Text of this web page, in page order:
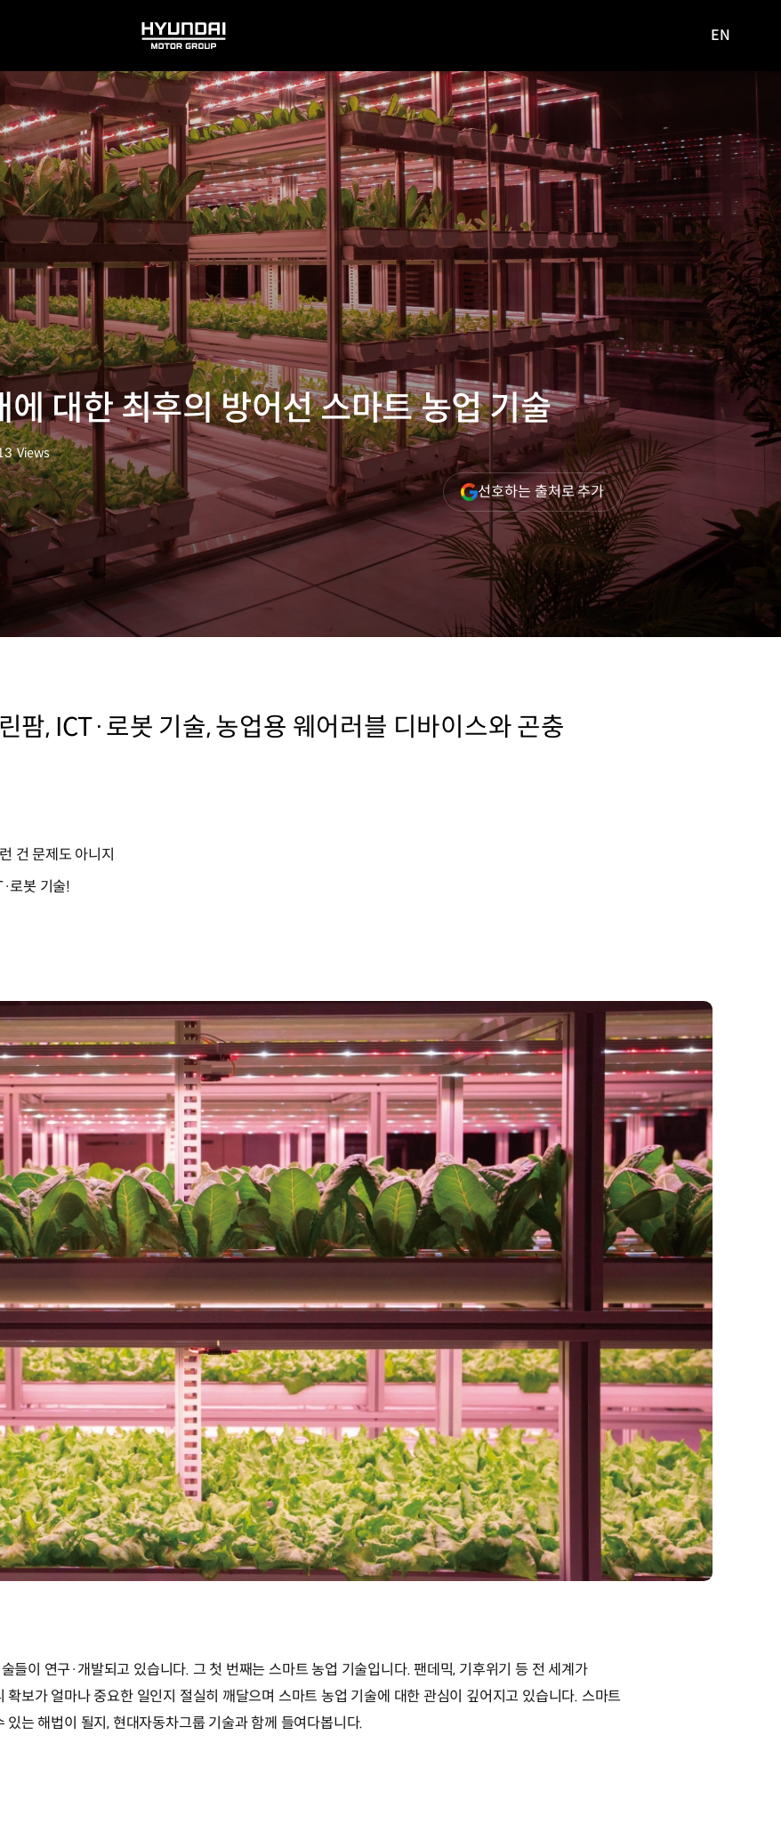
HYUNDAI
MOTOR
GROUP
사이트로
EN
대한 최후의 방어선 스마트 농업 기술
Views
선호하는 출처로 추가(새
창
열림)
팜, ICT·로봇 기술, 농업용 웨어러블 디바이스와 곤충
건 문제도 아니지
로봇 기술!
들이 연구·개발되고 있습니다. 그 첫 번째는 스마트 농업 기술입니다. 팬데믹, 기후위기 등 전 세계가
보가 얼마나 중요한 일인지 절실히 깨달으며 스마트 농업 기술에 대한 관심이 깊어지고 있습니다. 스마트
는 해법이 될지, 현대자동차그룹 기술과 함께 들여다봅니다.